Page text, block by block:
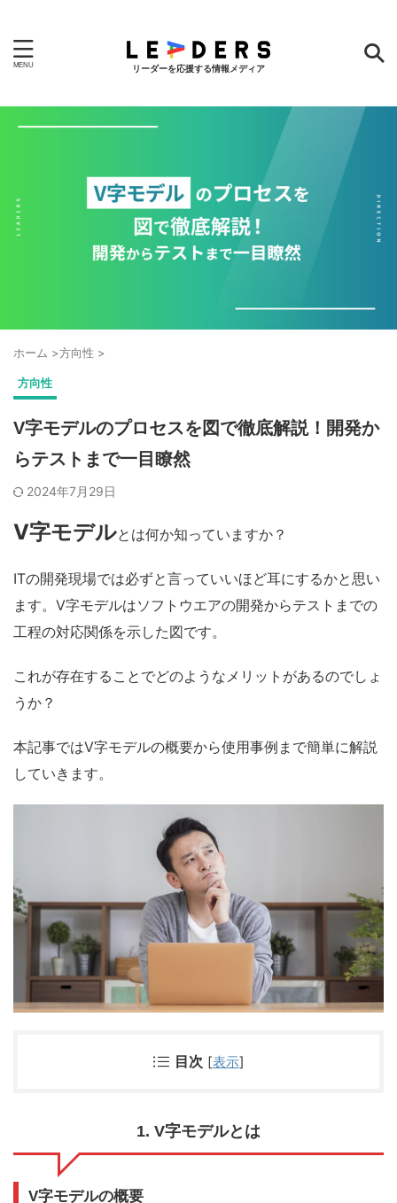
リーダーを応援する情報メディア
ホーム >方向性 >
方向性
V字モデルのプロセスを図で徹底解説！開発か
らテストまで一目瞭然
2024年7月29日
V字モデルとは何か知っていますか？
ITの開発現場では必ずと言っていいほど耳にするかと思い
ます。V字モデルはソフトウエアの開発からテストまでの
工程の対応関係を示した図です。
これが存在することでどのようなメリットがあるのでしょ
うか？
本記事ではV字モデルの概要から使用事例まで簡単に解説
していきます。
目次 [表示]
1. V字モデルとは
V字モデルの概要